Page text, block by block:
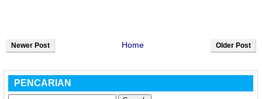
Newer Post Older Post
Home
PENCARIAN